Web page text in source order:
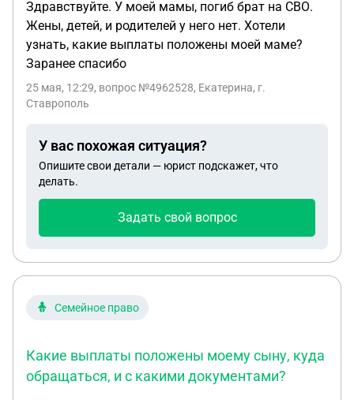
Здравствуйте. У моей мамы, погиб брат на СВО.
Жены, детей, и родителей у него нет. Хотели
узнать, какие выплаты положены моей маме?
Заранее спасибо
25 мая, 12:29, вопрос №4962528, Екатерина, г.
Ставрополь
У вас похожая ситуация?
Опишите свои детали — юрист подскажет, что
делать.
Задать свой вопрос
Семейное право
Какие выплаты положены моему сыну, куда
обращаться, и с какими документами?